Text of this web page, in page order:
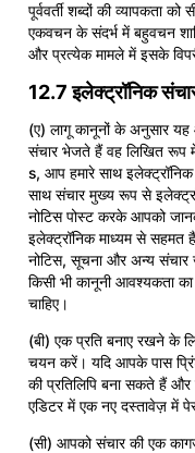
पूर्ववर्ती शब्दों की व्यापकता
एकवचन के संदर्भ में बहुवचन
और प्रत्येक मामले में इसके
12.7 इलेक्ट्रॉनिक
(ए) लागू कानूनों के अनुसार
संचार भेजते हैं वह लिखित रूप
s, आप हमारे साथ
साथ संचार मुख्य रूप से
नोटिस पोस्ट करके आपको
इलेक्ट्रॉनिक माध्यम से
नोटिस, सूचना और अन्य
किसी भी कानूनी आवश्यकता
चाहिए।
(बी) एक प्रति बनाए रखने के
चयन करें। यदि आपके पास
की प्रतिलिपि बना सकते हैं
एडिटर में एक नए दस्तावेज़
(सी) आपको संचार की एक